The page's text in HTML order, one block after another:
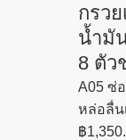
กรวย
น้ำมั
8 ตัว
A05 ซ่
หล่อลื่น
฿